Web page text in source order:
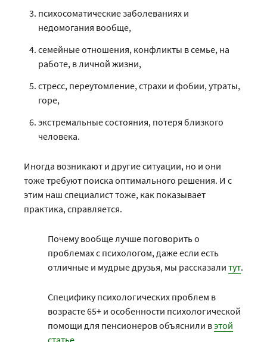
психосоматические заболеваниях и
недомогания вообще,
семейные отношения, конфликты в семье, на
работе, в личной жизни,
стресс, переутомление, страхи и фобии, утраты,
горе,
экстремальные состояния, потеря близкого
человека.
Иногда возникают и другие ситуации, но и они
тоже требуют поиска оптимального решения. И с
этим наш специалист тоже, как показывает
практика, справляется.
Почему вообще лучше поговорить о
проблемах с психологом, даже если есть
отличные и мудрые друзья, мы рассказали тут.
Специфику психологических проблем в
возрасте 65+ и особенности психологической
помощи для пенсионеров объяснили вэтой
статье.